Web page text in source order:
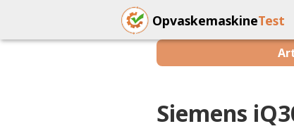
OpvaskemaskineTest
Siemens